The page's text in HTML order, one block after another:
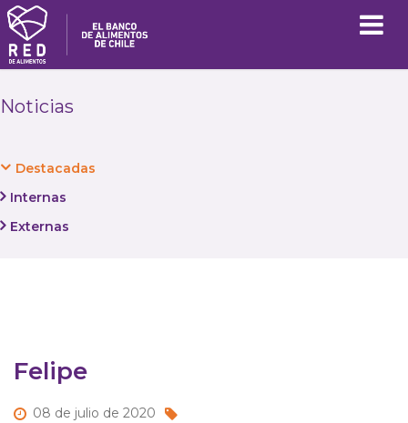
Noticias
Destacadas
Internas
Externas
Felipe
08 de julio de 2020